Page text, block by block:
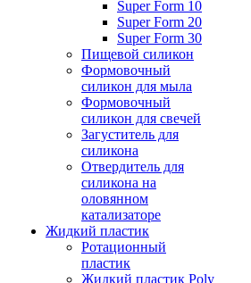
Super Form 10
Super Form 20
Super Form 30
Пищевой силикон
Формовочный
силикон для мыла
Формовочный
силикон для свечей
Загуститель для
силикона
Отвердитель для
силикона на
оловянном
катализаторе
Жидкий пластик
Ротационный
пластик
Жидкий пластик Poly